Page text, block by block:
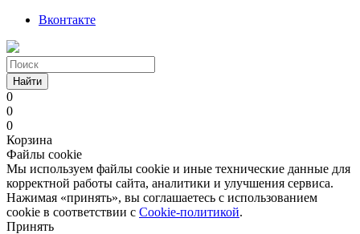
Вконтакте
Найти
0
0
0
Корзина
Файлы cookie
Мы используем файлы cookie и иные технические данные для
корректной работы сайта, аналитики и улучшения сервиса.
Нажимая «принять», вы соглашаетесь с использованием
cookie в соответствии с Cookie-политикой.
Принять